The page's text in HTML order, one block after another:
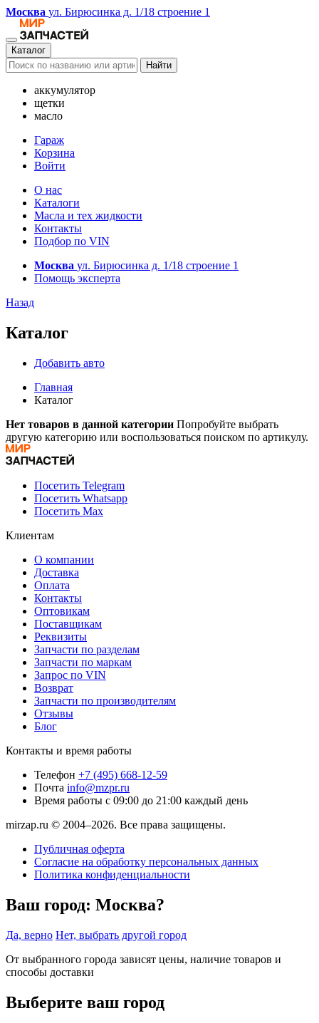
Москва ул. Бирюсинка д. 1/18 строение 1
Каталог
Найти
аккумулятор
щетки
масло
Гараж
Корзина
Войти
О нас
Каталоги
Масла и тех жидкости
Контакты
Подбор по VIN
Москва ул. Бирюсинка д. 1/18 строение 1
Помощь эксперта
Назад
Каталог
Добавить авто
Главная
Каталог
Нет товаров в данной категории Попробуйте выбрать
другую категорию или воспользоваться поиском по артикулу.
Посетить Telegram
Посетить Whatsapp
Посетить Max
Клиентам
О компании
Доставка
Оплата
Контакты
Оптовикам
Поставщикам
Реквизиты
Запчасти по разделам
Запчасти по маркам
Запрос по VIN
Возврат
Запчасти по производителям
Отзывы
Блог
Контакты и время работы
Телефон +7 (495) 668-12-59
Почта info@mzpr.ru
Время работы с 09:00 до 21:00 каждый день
mirzap.ru © 2004–2026. Все права защищены.
Публичная оферта
Согласие на обработку персональных данных
Политика конфиденциальности
Ваш город: Москва?
Да, верно Нет, выбрать другой город
От выбранного города зависят цены, наличие товаров и
способы доставки
Выберите ваш город